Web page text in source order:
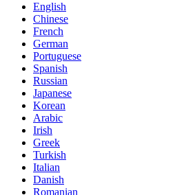
English
Chinese
French
German
Portuguese
Spanish
Russian
Japanese
Korean
Arabic
Irish
Greek
Turkish
Italian
Danish
Romanian